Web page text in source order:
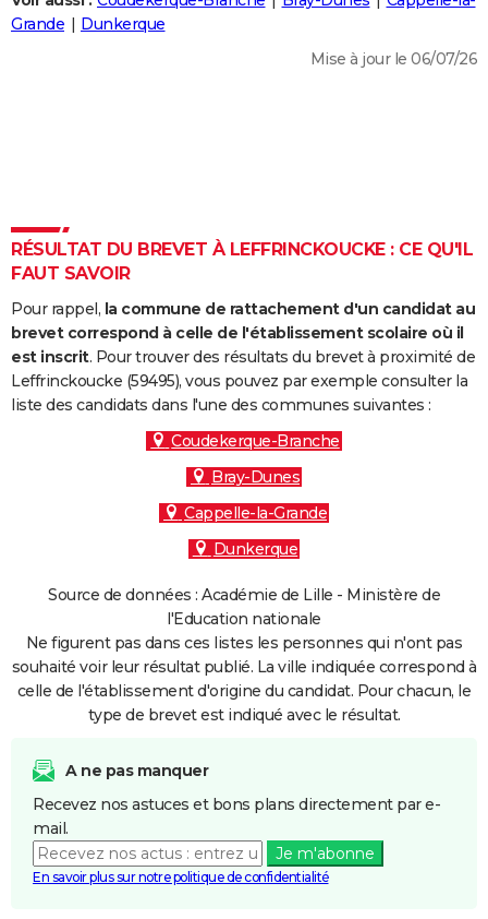
Destinations
City break
Voyage nature
Voyage de noces
Forum
Climat
+
PHOTO
Dictionnaire
Biographies
Citations
Expressions
Proverbes
PROGRAMME TV
S'inscrire
Se connecter
Lycées
Collèges
Primaires
Universités
Entreprises
Service militaire
Avis de recherche
AVIS DE DÉCÈS
FORUM
Grande
Dunkerque
Mise à jour le 06/07/26
RÉSULTAT DU BREVET À LEFFRINCKOUCKE : CE QU'IL
FAUT SAVOIR
Pour rappel, la commune de rattachement d'un candidat au
brevet correspond à celle de l'établissement scolaire où il
est inscrit. Pour trouver des résultats du brevet à proximité de
Leffrinckoucke (59495), vous pouvez par exemple consulter la
liste des candidats dans l'une des communes suivantes :
Coudekerque-Branche
Bray-Dunes
Cappelle-la-Grande
Dunkerque
Source de données : Académie de Lille - Ministère de
l'Education nationale
Ne figurent pas dans ces listes les personnes qui n'ont pas
souhaité voir leur résultat publié. La ville indiquée correspond à
celle de l'établissement d'origine du candidat. Pour chacun, le
type de brevet est indiqué avec le résultat.
A ne pas manquer
Recevez nos astuces et bons plans directement par e-
mail.
Je m'abonne
En savoir plus sur notre politique de confidentialité